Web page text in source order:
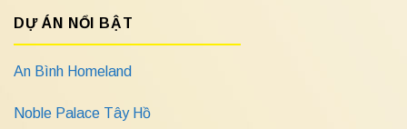
DỰ ÁN NỔI BẬT
An Bình Homeland
Noble Palace Tây Hồ